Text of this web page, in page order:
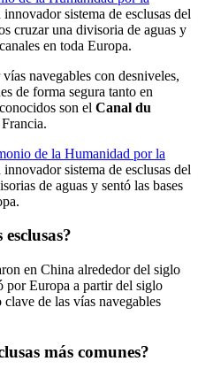
sistema de esclusas del
cruzar una divisoria de aguas y
en toda Europa.
navegables con desniveles,
de forma segura tanto en
son el Canal du
de la Humanidad por la
sistema de esclusas del
de aguas y sentó las bases
en China alrededor del siglo
por Europa a partir del siglo
de las vías navegables
más comunes?